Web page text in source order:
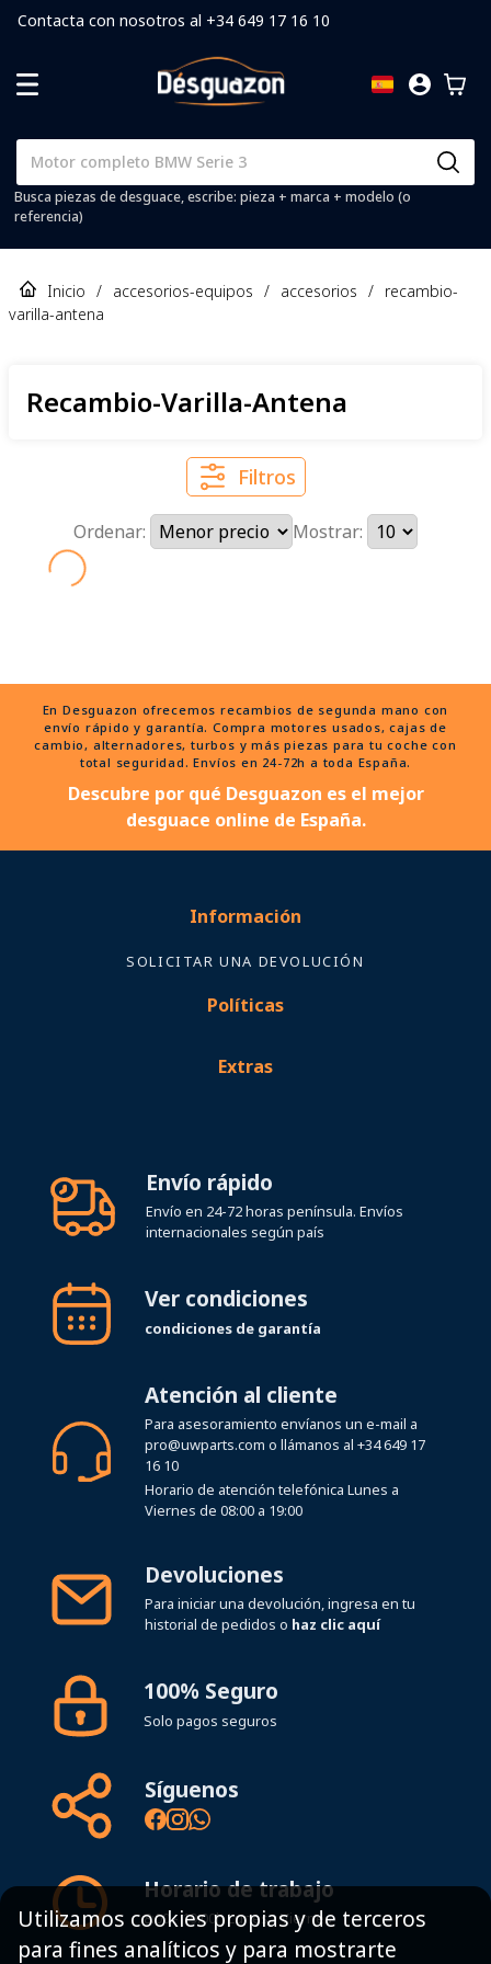
Contacta con nosotros al +34 649 17 16 10
Busca piezas de desguace, escribe: pieza + marca + modelo (o
referencia)
Inicio / accesorios-equipos / accesorios / recambio-
varilla-antena
Recambio-Varilla-Antena
Filtros
Ordenar: Mostrar:
En Desguazon ofrecemos recambios de segunda mano con
envío rápido y garantía. Compra motores usados, cajas de
cambio, alternadores, turbos y más piezas para tu coche con
total seguridad. Envíos en 24-72h a toda España.
Descubre por qué Desguazon es el mejor
desguace online de España.
Información
SOLICITAR UNA DEVOLUCIÓN
Políticas
Extras
Envío rápido
Envío en 24-72 horas península. Envíos
internacionales según país
Ver condiciones
condiciones de garantía
Atención al cliente
Para asesoramiento envíanos un e-mail a
pro@uwparts.com o llámanos al +34 649 17
16 10
Horario de atención telefónica Lunes a
Viernes de 08:00 a 19:00
Devoluciones
Para iniciar una devolución, ingresa en tu
historial de pedidos o haz clic aquí
100% Seguro
Solo pagos seguros
Síguenos
Horario de trabajo
8:00 - 19:00h Lunes - Viernes
Utilizamos cookies propias y de terceros
para fines analíticos y para mostrarte